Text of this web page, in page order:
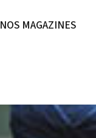
NOS MAGAZINES